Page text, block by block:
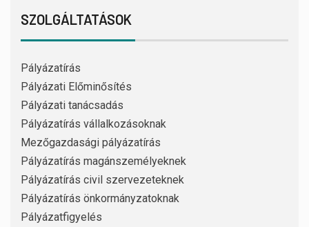
SZOLGÁLTATÁSOK
Pályázatírás
Pályázati Előminősítés
Pályázati tanácsadás
Pályázatírás vállalkozásoknak
Mezőgazdasági pályázatírás
Pályázatírás magánszemélyeknek
Pályázatírás civil szervezeteknek
Pályázatírás önkormányzatoknak
Pályázatfigyelés